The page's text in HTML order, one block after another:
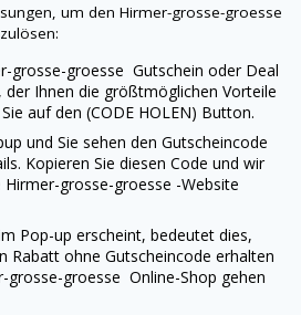
um den Hirmer-grosse-groesse
grosse-groesse Gutschein oder Deal
der Ihnen die größtmöglichen Vorteile
auf den (CODE HOLEN) Button.
und Sie sehen den Gutscheincode
Kopieren Sie diesen Code und wir
Hirmer-grosse-groesse -Website
Pop-up erscheint, bedeutet dies,
Rabatt ohne Gutscheincode erhalten
grosse-groesse Online-Shop gehen